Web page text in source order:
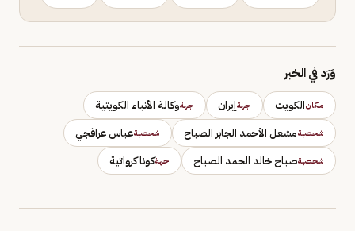
وَرَد في الخبر
مكانالكويت جهةإيران جهةوكالة الأنباء الكويتية
شخصيةمشعل الأحمد الجابر الصباح شخصيةعباس عراقجي
شخصيةصباح خالد الحمد الصباح جهةكونا كرواتية